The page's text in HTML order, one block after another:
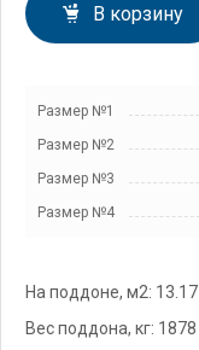
В корзину
Размер №1
Размер №2
Размер №3
Размер №4
На поддоне, м2: 13.17
Вес поддона, кг: 1878